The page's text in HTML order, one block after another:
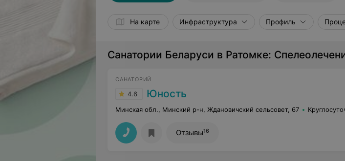
На карте Инфраструктура Профиль
Санатории Беларуси в Ратомке:
САНАТОРИЙ
4.6 Юность
Минская обл., Минский р-н, Ждановичский сельсовет, 67
Отзывы16